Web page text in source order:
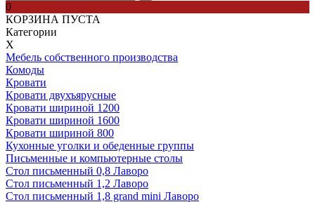
0
КОРЗИНА ПУСТА
Категории
Х
Мебель собственного производства
Комоды
Кровати
Кровати двухъярусные
Кровати шириной 1200
Кровати шириной 1600
Кровати шириной 800
Кухонные уголки и обеденные группы
Письменные и компьютерные столы
Стол письменный 0,8 Лаворо
Стол письменный 1,2 Лаворо
Стол письменный 1,8 grand mini Лаворо